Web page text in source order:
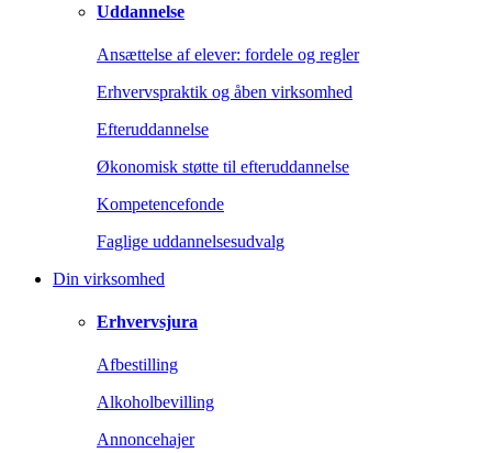
Uddannelse
Ansættelse af elever: fordele og regler
Erhvervspraktik og åben virksomhed
Efteruddannelse
Økonomisk støtte til efteruddannelse
Kompetencefonde
Faglige uddannelsesudvalg
Din virksomhed
Erhvervsjura
Afbestilling
Alkoholbevilling
Annoncehajer